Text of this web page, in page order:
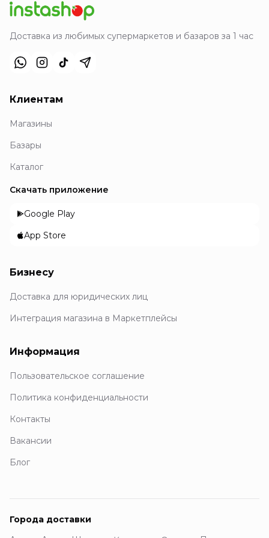
Доставка из любимых супермаркетов и базаров за 1 час
Клиентам
Магазины
Базары
Каталог
Скачать приложение
Google Play
App Store
Бизнесу
Доставка для юридических лиц
Интеграция магазина в Маркетплейсы
Информация
Пользовательское соглашение
Политика конфиденциальности
Контакты
Вакансии
Блог
Города доставки